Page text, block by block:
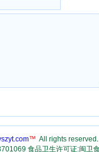
™ All rights reserved .
食品卫生许可证:闽卫